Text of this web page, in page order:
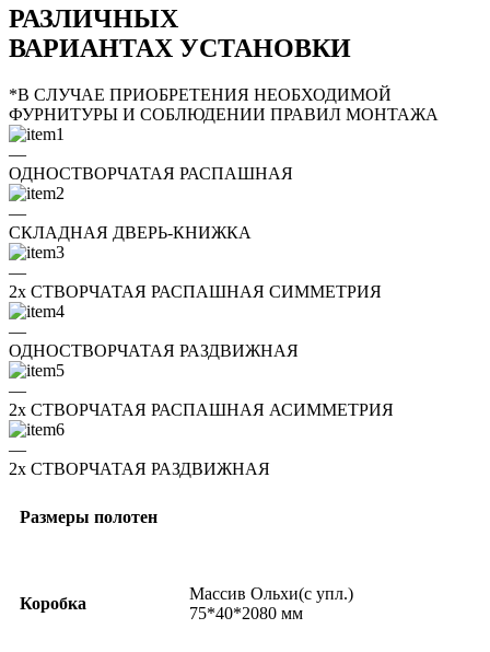
РАЗЛИЧНЫХ
ВАРИАНТАХ УСТАНОВКИ
*В СЛУЧАЕ ПРИОБРЕТЕНИЯ НЕОБХОДИМОЙ
ФУРНИТУРЫ И СОБЛЮДЕНИИ ПРАВИЛ МОНТАЖА
—
ОДНОСТВОРЧАТАЯ РАСПАШНАЯ
—
СКЛАДНАЯ ДВЕРЬ-КНИЖКА
—
2x СТВОРЧАТАЯ РАСПАШНАЯ СИММЕТРИЯ
—
ОДНОСТВОРЧАТАЯ РАЗДВИЖНАЯ
—
2x СТВОРЧАТАЯ РАСПАШНАЯ АСИММЕТРИЯ
—
2x СТВОРЧАТАЯ РАЗДВИЖНАЯ
Размеры полотен
Коробка
Массив Ольхи(с упл.)
75*40*2080 мм